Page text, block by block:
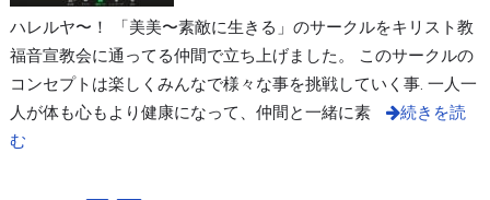
ハレルヤ〜！ 「美美〜素敵に生きる」のサークルをキリスト教
福音宣教会に通ってる仲間で立ち上げました。 このサークルの
コンセプトは楽しくみんなで様々な事を挑戦していく事. 一人一
人が体も心もより健康になって、仲間と一緒に素
続きを読
む